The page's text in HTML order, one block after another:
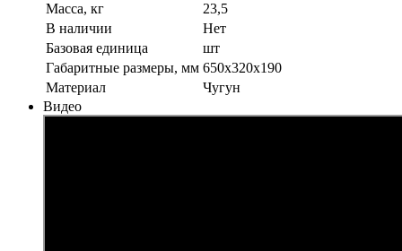
Масса, кг
23,5
В наличии
Нет
Базовая единица
шт
Габаритные размеры, мм 650х320х190
Материал
Чугун
Видео